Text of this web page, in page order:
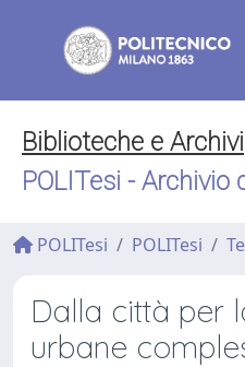
Biblioteche e Archivi
POLITesi -
POLITesi POLITesi
Dalla città per
urbane